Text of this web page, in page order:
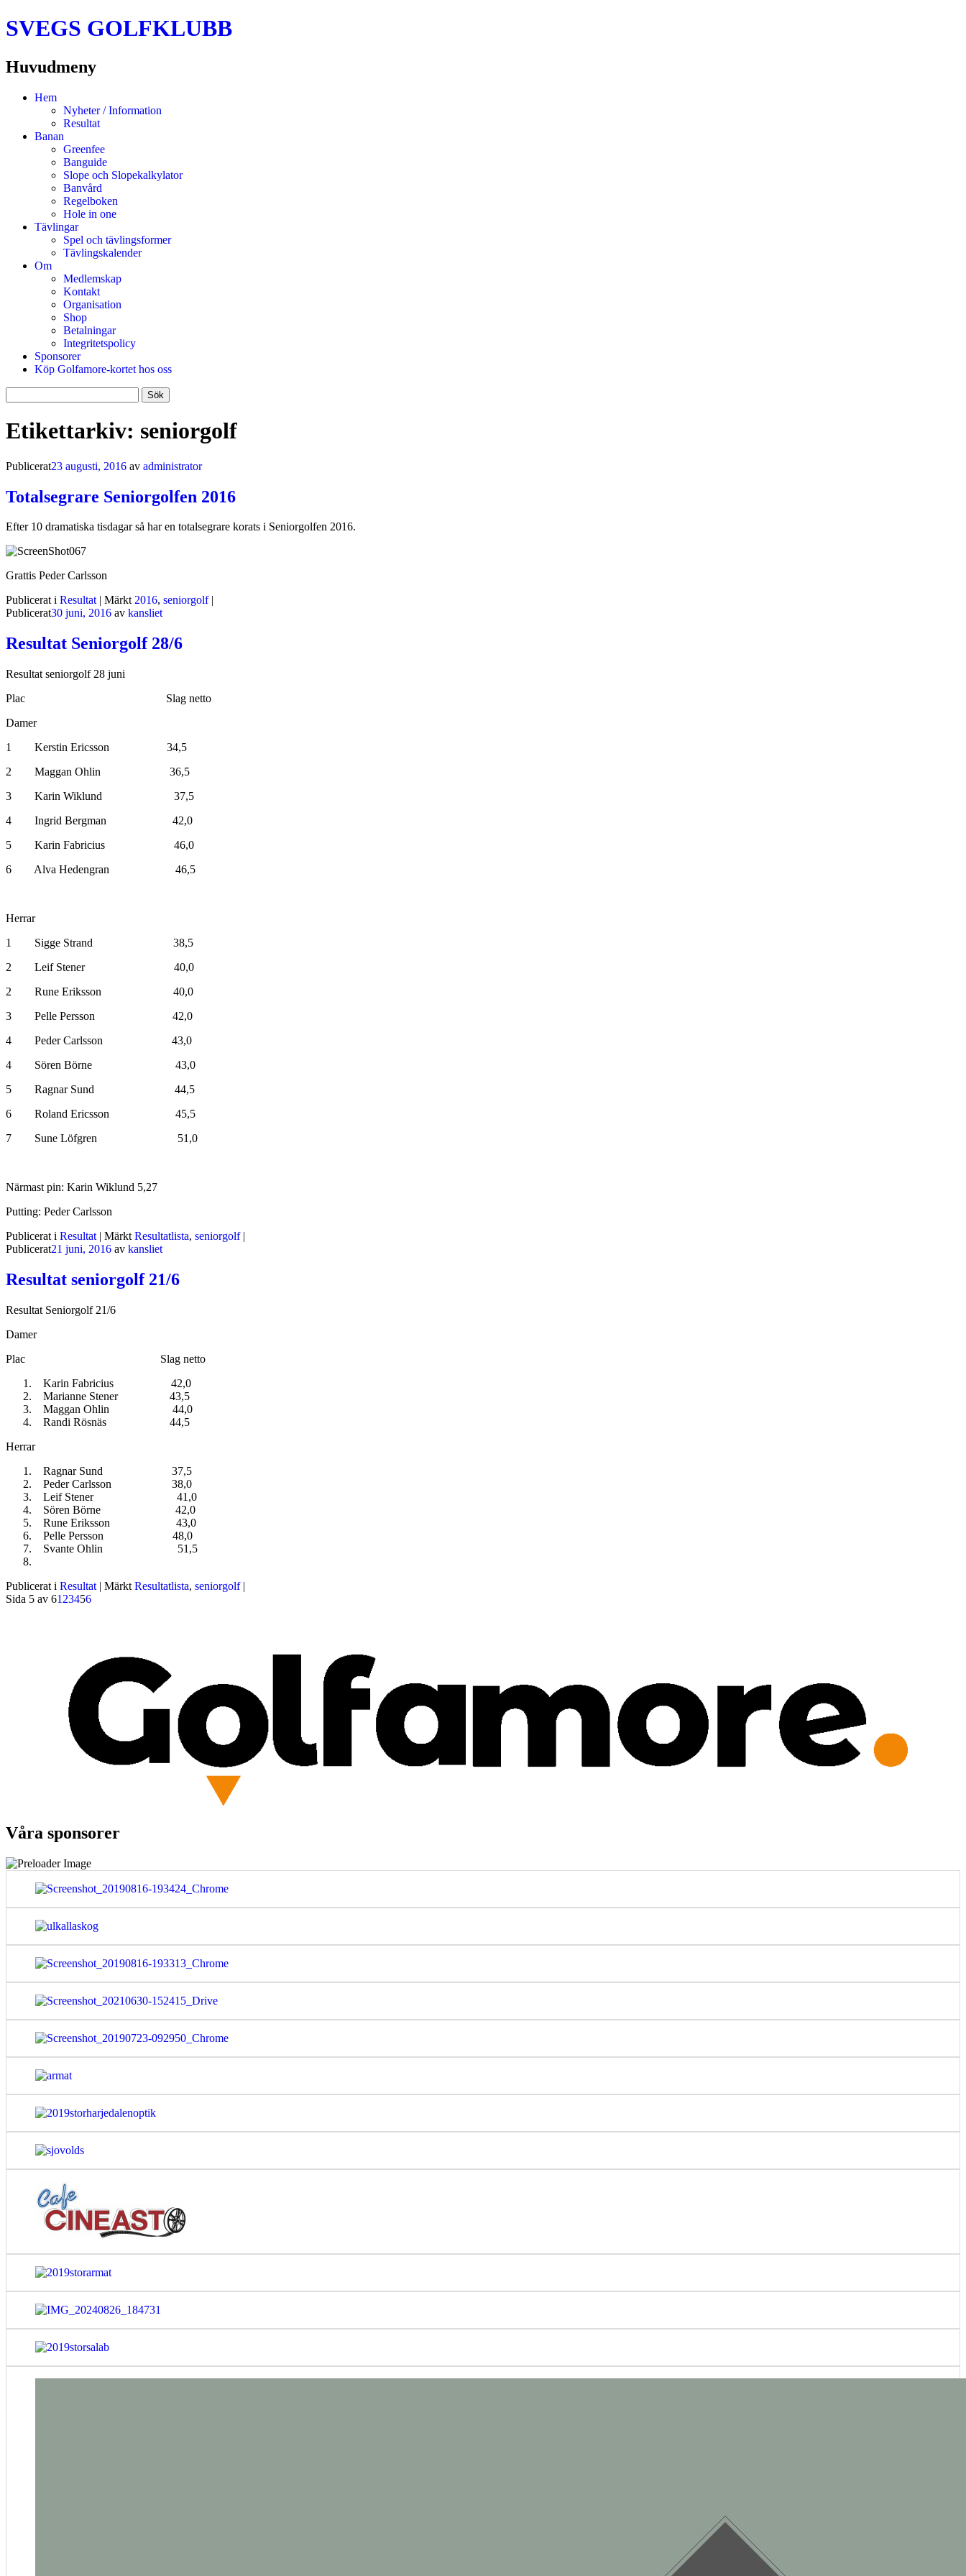
SVEGS GOLFKLUBB
Huvudmeny
HoppaHem
Nyheter / Information
Resultat
Banan
Greenfee
Banguide
Slope och Slopekalkylator
Banvård
Regelboken
Hole in one
Tävlingar
Spel och tävlingsformer
Tävlingskalender
Om
Medlemskap
Kontakt
Organisation
Shop
Betalningar
Integritetspolicy
Sponsorer
Köp Golfamore-kortet hos oss
efter:
Etikettarkiv: seniorgolf
Publicerat23 augusti, 2016 av administrator
Totalsegrare Seniorgolfen 2016
Efter 10 dramatiska tisdagar så har en totalsegrare korats i Seniorgolfen 2016.
Grattis Peder Carlsson
Publicerat i Resultat Märkt2016, seniorgolf
Publicerat30 juni, 2016 av kansliet
Resultat Seniorgolf 28/6
Resultat seniorgolf 28 juni
Plac Slag netto
Damer
1 Kerstin Ericsson 34,5
2 Maggan Ohlin 36,5
3 Karin Wiklund 37,5
4 Ingrid Bergman 42,0
5 Karin Fabricius 46,0
6 Alva Hedengran 46,5
Herrar
1 Sigge Strand 38,5
2 Leif Stener 40,0
2 Rune Eriksson 40,0
3 Pelle Persson 42,0
4 Peder Carlsson 43,0
4 Sören Börne 43,0
5 Ragnar Sund 44,5
6 Roland Ericsson 45,5
7 Sune Löfgren 51,0
Närmast pin: Karin Wiklund 5,27
Putting: Peder Carlsson
Publicerat i Resultat | Märkt Resultatlista, seniorgolf |
Publicerat21 juni, 2016 av kansliet
Resultat seniorgolf 21/6
Resultat Seniorgolf 21/6
Damer
Plac Slag netto
Karin Fabricius 42,0
Marianne Stener 43,5
Maggan Ohlin 44,0
Randi Rösnäs 44,5
Herrar
Ragnar Sund 37,5
Peder Carlsson 38,0
Leif Stener 41,0
Sören Börne 42,0
Rune Eriksson 43,0
Pelle Persson 48,0
Svante Ohlin 51,5
Publicerat i Resultat | Märkt Resultatlista, seniorgolf |
Sida 5 av 61 23456
Våra sponsorer